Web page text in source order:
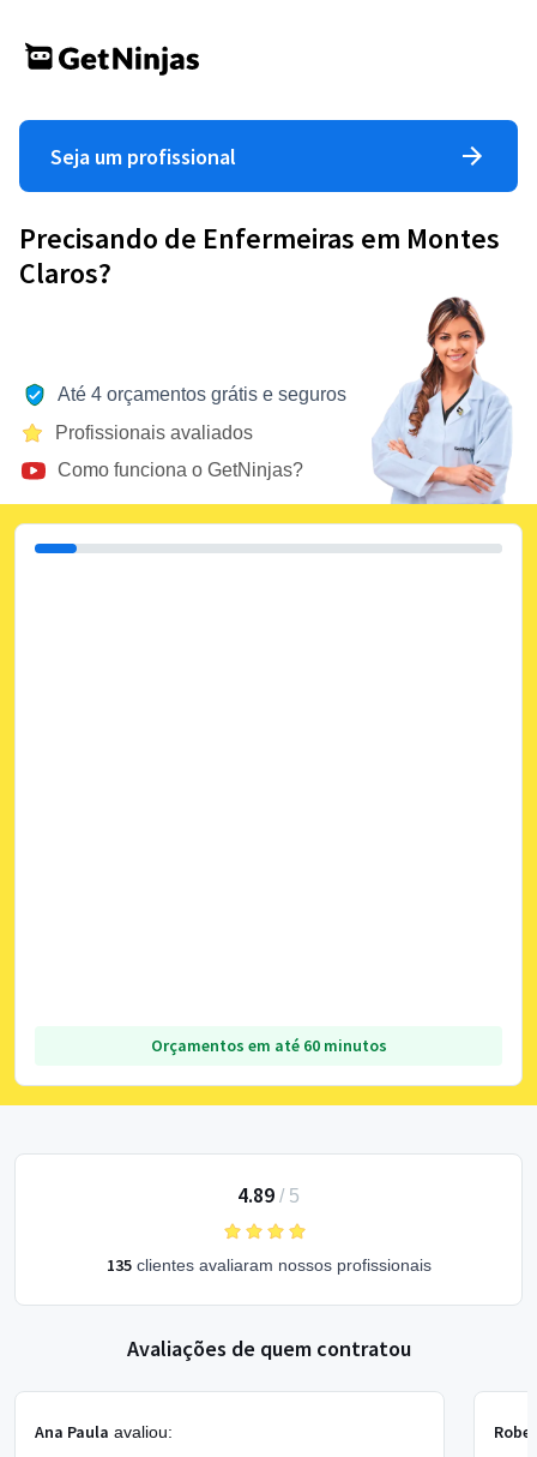
Seja um profissional
Precisando de Enfermeiras em Montes
Claros?
Até 4 orçamentos grátis e seguros
Profissionais avaliados
Como funciona o GetNinjas?
Orçamentos em até 60 minutos
4.89 / 5
135clientes avaliaram nossos profissionais
Avaliações de quem contratou
Ana Paula avaliou: